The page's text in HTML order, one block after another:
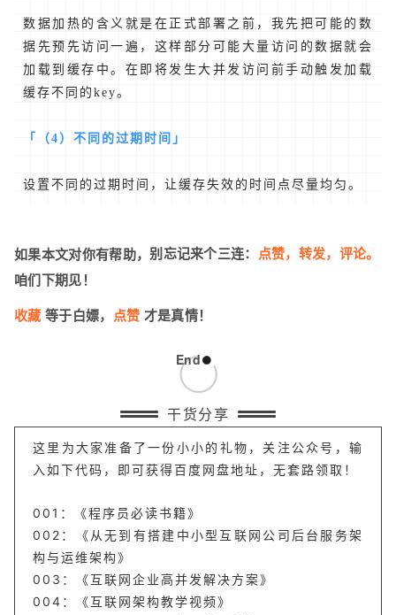
数据加热的含义就是在正式部署之前，我先把可能的数
据先预先访问一遍，这样部分可能大量访问的数据就会
加载到缓存中。在即将发生大并发访问前手动触发加载
缓存不同的key。
「（4）不同的过期时间」
设置不同的过期时间，让缓存失效的时间点尽量均匀。
如果本文对你有帮助，别忘记来个三连： 点赞，转发，评论。
咱们下期见！
收藏 等于白嫖， 点赞 才是真情！
End
干货分享
这里为大家准备了一份小小的礼物，关注公众号，输
入如下代码，即可获得百度网盘地址，无套路领取！
001：《程序员必读书籍》
002：《从无到有搭建中小型互联网公司后台服务架
构与运维架构》
003：《互联网企业高并发解决方案》
004：《互联网架构教学视频》